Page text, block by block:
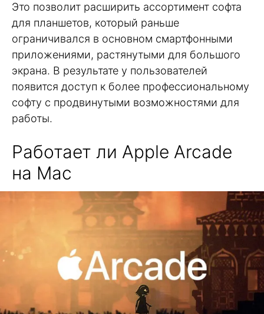
Это позволит расширить ассортимент софта
для планшетов, который раньше
ограничивался в основном смартфонными
приложениями, растянутыми для большого
экрана. В результате у пользователей
появится доступ к более профессиональному
софту с продвинутыми возможностями для
работы.
Работает ли Apple Arcade
на Mac